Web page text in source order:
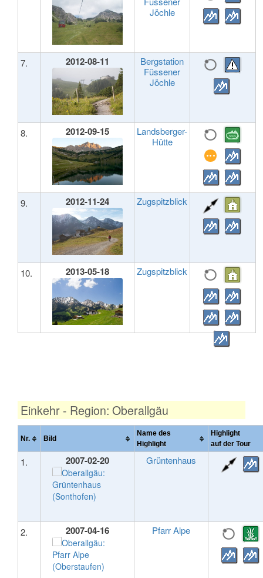
Jöchle
7. 2012-08-11
Bergstation
Füssener
Jöchle
8. 2012-09-15
Landsberger-
Hütte
9. 2012-11-24 Zugspitzblick
10. 2013-05-18 Zugspitzblick
Einkehr - Region: Oberallgäu
Nr. Bild
Name des
Highlight
Highlight
auf der Tour
1. 2007-02-20 Grüntenhaus
2. 2007-04-16 Pfarr Alpe